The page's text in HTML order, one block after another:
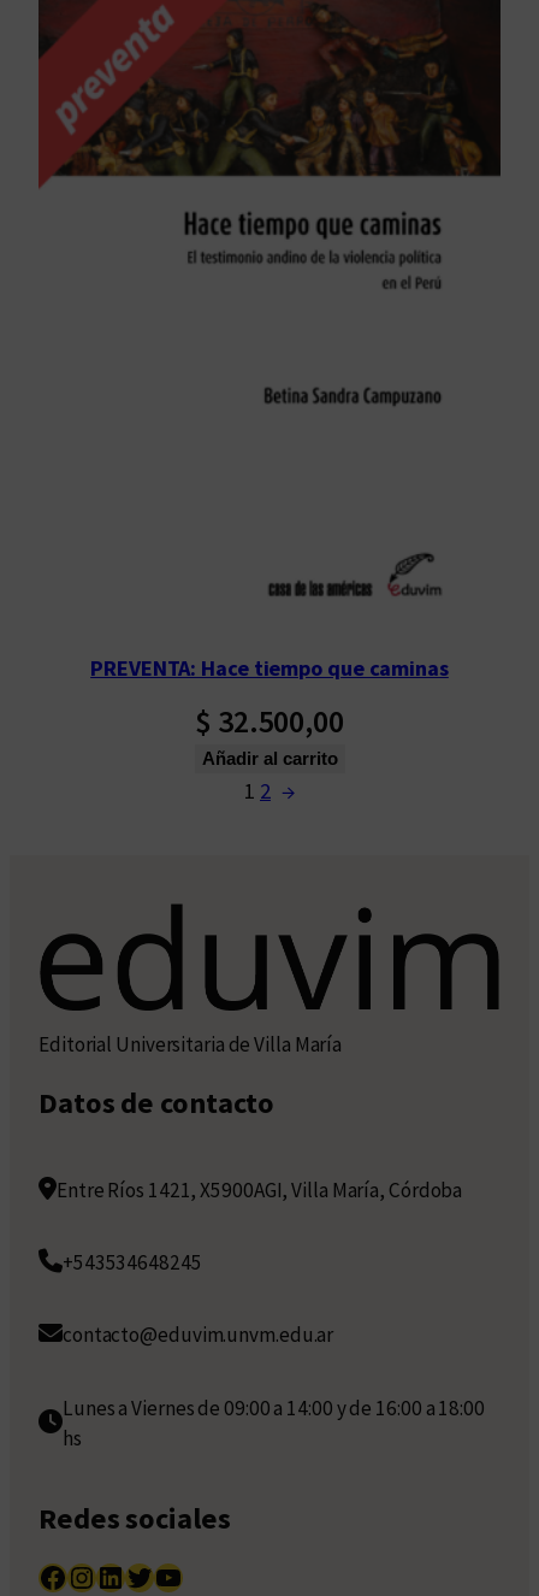
PREVENTA: Hace tiempo que caminas
$ 32.500,00
Añadir al carrito
1 2 →
Editorial Universitaria de Villa María
Datos de contacto
Entre Ríos 1421, X5900AGI, Villa María, Córdoba
+543534648245
contacto@eduvim.unvm.edu.ar
Lunes a Viernes de 09:00 a 14:00 y de 16:00 a 18:00
hs
Redes sociales
Facebook InstagramLinkedIn Twitter YouTube